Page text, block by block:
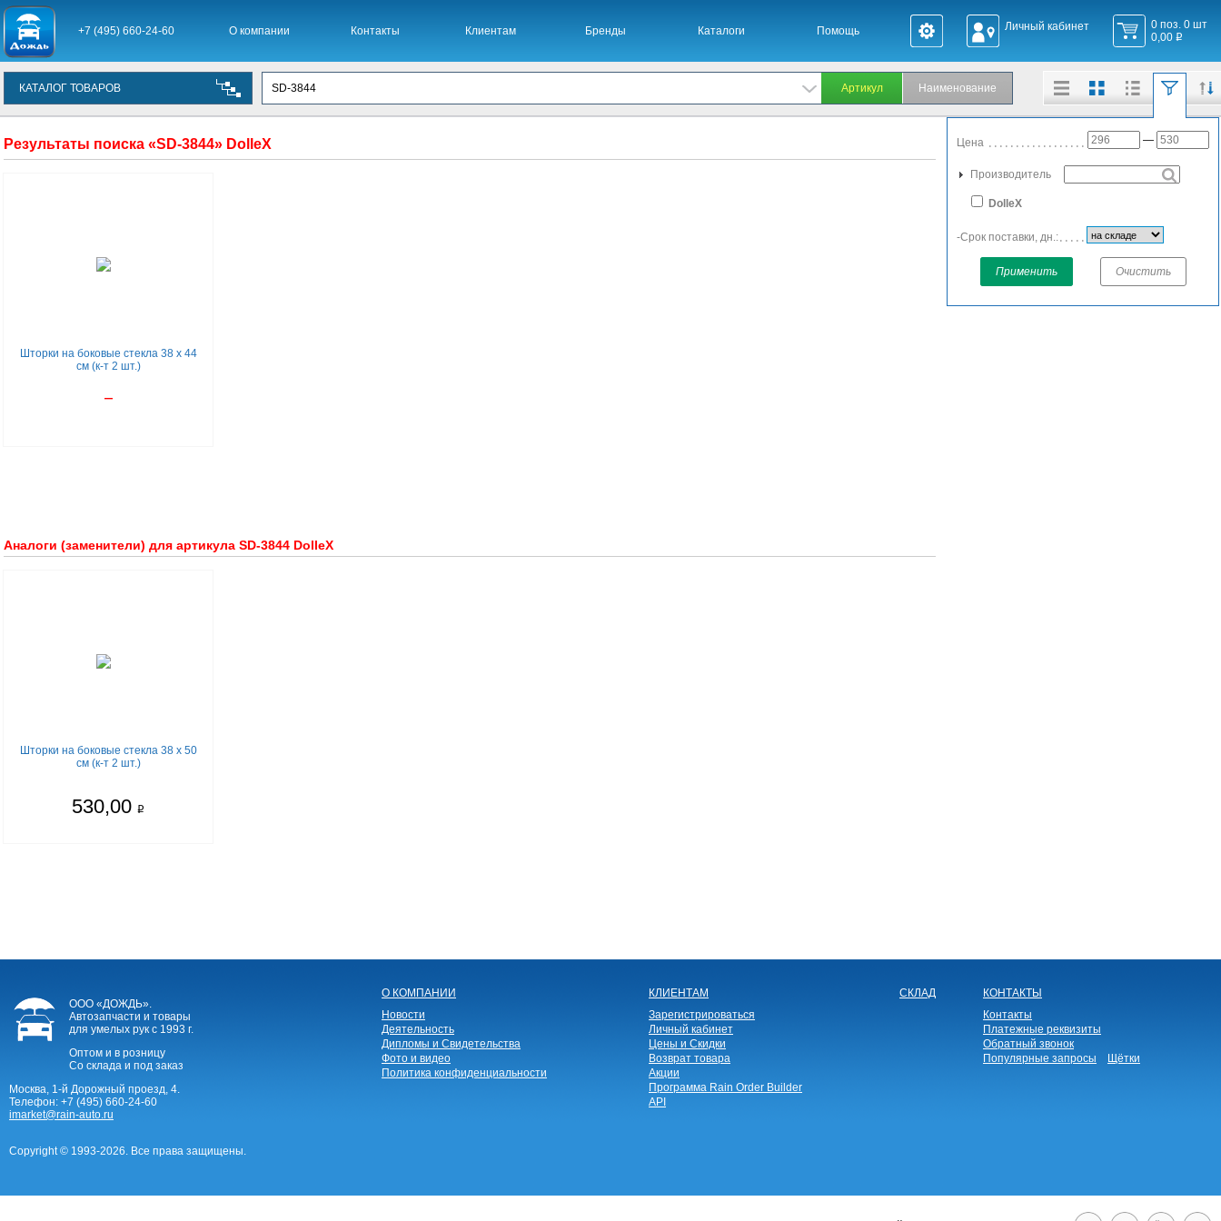
+7 (495) 660-24-60 О компании Контакты Клиентам Бренды Каталоги Помощь Личный кабинет
0 поз. 0 шт
0,00q
КАТАЛОГ ТОВАРОВ
Результаты поиска «SD-3844» DolleX Цена —
Производитель
DolleX
-Срок поставки, дн.:
Применить Очистить
Шторки на боковые стекла 38 х 44
см (к-т 2 шт.)
Аналоги (заменители) для артикула SD-3844 DolleX
Шторки на боковые стекла 38 х 50
см (к-т 2 шт.)
530,00 q
ООО «ДОЖДЬ».
Автозапчасти и товары
для умелых рук с 1993 г.
Оптом и в розницу
Со склада и под заказ
Москва, 1-й Дорожный проезд, 4.
Телефон: +7 (495) 660-24-60
imarket@rain-auto.ru
Copyright © 1993-2026. Все права защищены.
О КОМПАНИИ
Новости
Деятельность
Дипломы и Свидетельства
Фото и видео
Политика конфиденциальности
КЛИЕНТАМ
Зарегистрироваться
Личный кабинет
Цены и Скидки
Возврат товара
Акции
Программа Rain Order Builder
API
СКЛАД
КОНТАКТЫ
Контакты
Платежные реквизиты
Обратный звонок
Популярные запросы
Щётки